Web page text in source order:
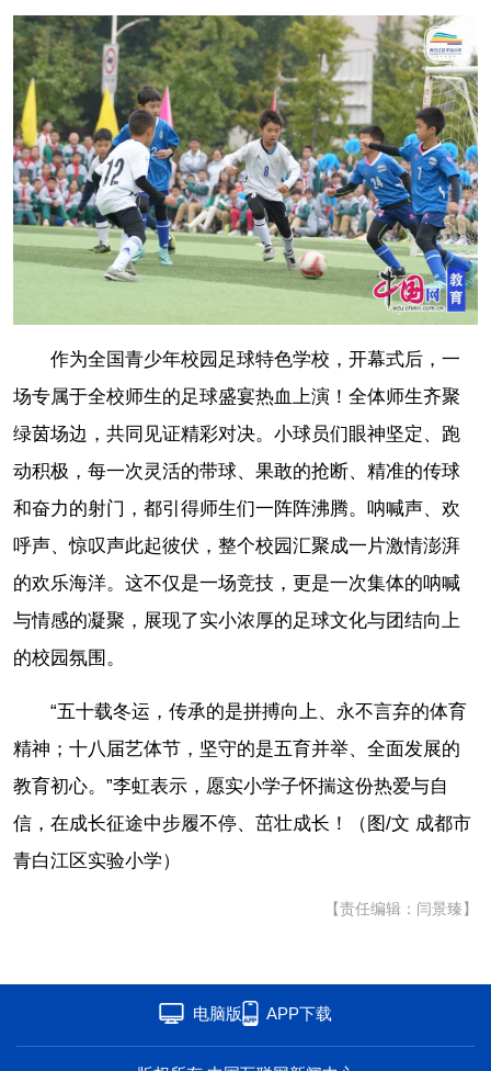
作为全国青少年校园足球特色学校，开幕式后，一
场专属于全校师生的足球盛宴热血上演！全体师生齐聚
绿茵场边，共同见证精彩对决。小球员们眼神坚定、跑
动积极，每一次灵活的带球、果敢的抢断、精准的传球
和奋力的射门，都引得师生们一阵阵沸腾。呐喊声、欢
呼声、惊叹声此起彼伏，整个校园汇聚成一片激情澎湃
的欢乐海洋。这不仅是一场竞技，更是一次集体的呐喊
与情感的凝聚，展现了实小浓厚的足球文化与团结向上
的校园氛围。
“五十载冬运，传承的是拼搏向上、永不言弃的体育
精神；十八届艺体节，坚守的是五育并举、全面发展的
教育初心。”李虹表示，愿实小学子怀揣这份热爱与自
信，在成长征途中步履不停、茁壮成长！（图/文 成都市
青白江区实验小学）
【责任编辑：闫景臻】
电脑版 APP下载